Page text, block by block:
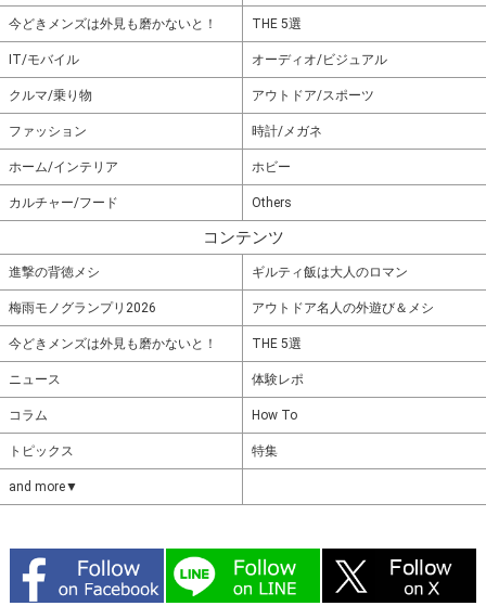
今どきメンズは外見も磨かないと！ THE 5選
IT/モバイル オーディオ/ビジュアル
クルマ/乗り物 アウトドア/スポーツ
ファッション 時計/メガネ
ホーム/インテリア ホビー
カルチャー/フード Others
コンテンツ
進撃の背徳メシ ギルティ飯は大人のロマン
梅雨モノグランプリ2026 アウトドア名人の外遊び＆メシ
今どきメンズは外見も磨かないと！ THE 5選
ニュース 体験レポ
コラム How To
トピックス 特集
and more▼